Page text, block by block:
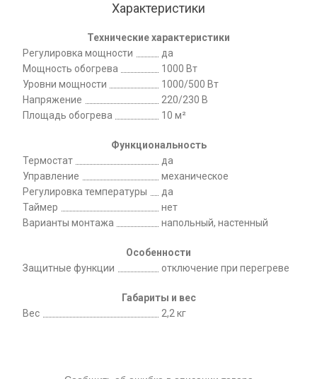
Характеристики
Технические характеристики
Регулировка мощности
да
Мощность обогрева
1000 Вт
Уровни мощности
1000/500 Вт
Напряжение
220/230 В
Площадь обогрева
10 м²
Функциональность
Термостат
да
Управление
механическое
Регулировка температуры
да
Таймер
нет
Варианты монтажа
напольный, настенный
Особенности
Защитные функции
отключение при перегреве
Габариты и вес
Вес
2,2 кг